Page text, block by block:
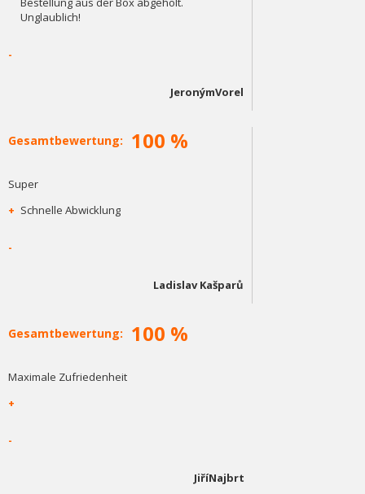
Unglaublich!
-
JeronýmVorel
Gesamtbewertung: 100 %
Super
+ Schnelle Abwicklung
-
Ladislav Kašparů
Gesamtbewertung: 100 %
Maximale Zufriedenheit
+
-
JiříNajbrt